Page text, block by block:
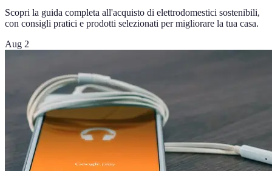
Scopri la guida completa all'acquisto di elettrodomestici sostenibili,
con consigli pratici e prodotti selezionati per migliorare la tua casa.
Aug 2